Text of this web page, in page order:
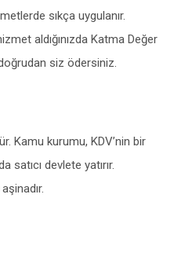
sıkça uygulanır.
aldığınızda Katma Değer
siz ödersiniz.
Kamu kurumu, KDV’nin bir
satıcı devlete yatırır.